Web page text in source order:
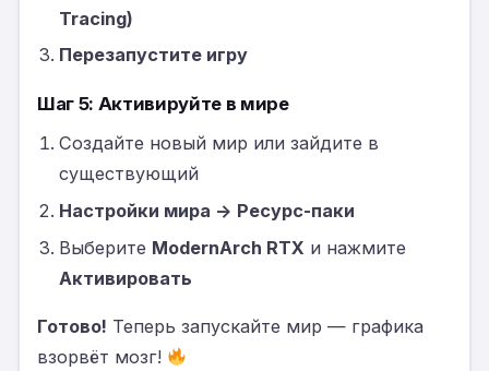
Tracing)
Перезапустите игру
Шаг 5: Активируйте в мире
Создайте новый мир или зайдите в
существующий
Настройки мира → Ресурс-паки
Выберите ModernArch RTX и нажмите
Активировать
Готово! Теперь запускайте мир — графика
взорвёт мозг!